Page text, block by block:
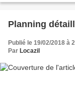
Planning
Publié le 19/02/2018 à
Par Locazil